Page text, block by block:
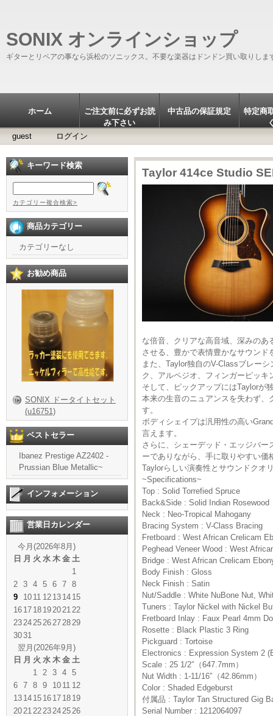
SONIX オンラインショップ
ギターとリペアの事なら浜松のソニックス。不要な楽器はドンドン買い取りしま
ホーム
ご注文前に必ずお読
み下さい
中古品の保証規定
特定商
guest
ログイン
Taylor 414ce Studio
な倍音、クリアな高音域、深みの
させる、豊かで表情豊かなサウンド
また、Taylor独自のV-Classブレー
ク、アルペジオ、フィンガーピッ
そして、ピックアップにはTaylorが
本来の生音のニュアンスを失わず
す。
ボディシェイプは汎用性の高い
言えます。
さらに、シェーデッド・エッジバ
ーでありながら、手に取りやすい
Taylorらしい演奏性とサウンドクオ
~Specifications~
Top : Solid Torrefied Spruce
Back&Side : Solid Indian Rosewood
Neck : Neo-Tropical Mahogany
Bracing System : V-Class Bracing
Fretboard : West African Crelicam
Peghead Veneer Wood : West
Bridge : West African Crelicam
Body Finish : Gloss
Neck Finish : Satin
Nut/Saddle : White NuBone Nut,
Tuners : Taylor Nickel with Nickel
Fretboard Inlay : Faux Pearl 4mm
Rosette : Black Plastic 3 Ring
Pickguard : Tortoise
Electronics : Expression System 2
Scale : 25 1/2″（647.7mm）
Nut Width : 1-11/16″（42.86mm）
Color : Shaded Edgeburst
付属品 : Taylor Tan Structured Gig
Serial Number : 1212064097
キーワード検索
カテゴリー複合検索>
商品カテゴリー
カテゴリーなし
お勧め商品
SONIX ドータイトセット
(u16751)
ベストセラー
Ibanez Prestige AZ2402 -
Prussian Blue Metallic~
インフォメーション
営業日カレンダー
今月(2026年8月)
日 月 火 水 木 金 土
1
2 3 4 5 6 7 8
9
10 11 12 13 14 15
16 17 18 19202122
23242526272829
3031
翌月(2026年9月)
日 月 火 水 木 金 土
1 2 3 4 5
6 7 8 9 10 11 12
13 14 15 16 17 18 19
20212223242526